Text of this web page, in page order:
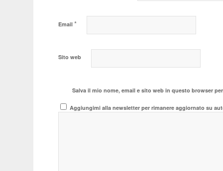
Email*
Sito web
Salva il mio nome, email e sito web in questo browser
Aggiungimi alla newsletter per rimanere aggiornato su